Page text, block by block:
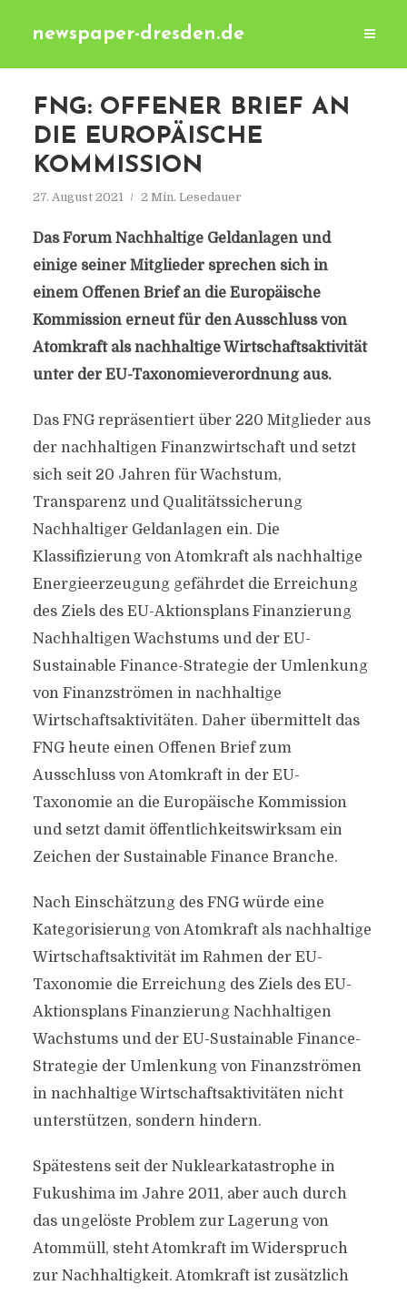
newspaper-dresden.de
FNG: OFFENER BRIEF AN
DIE EUROPÄISCHE
KOMMISSION
27. August 2021 2 Min. Lesedauer
Das Forum Nachhaltige Geldanlagen und
einige seiner Mitglieder sprechen sich in
einem Offenen Brief an die Europäische
Kommission erneut für den Ausschluss von
Atomkraft als nachhaltige Wirtschaftsaktivität
unter der EU-Taxonomieverordnung aus.
Das FNG repräsentiert über 220 Mitglieder aus
der nachhaltigen Finanzwirtschaft und setzt
sich seit 20 Jahren für Wachstum,
Transparenz und Qualitätssicherung
Nachhaltiger Geldanlagen ein. Die
Klassifizierung von Atomkraft als nachhaltige
Energieerzeugung gefährdet die Erreichung
des Ziels des EU-Aktionsplans Finanzierung
Nachhaltigen Wachstums und der EU-
Sustainable Finance-Strategie der Umlenkung
von Finanzströmen in nachhaltige
Wirtschaftsaktivitäten. Daher übermittelt das
FNG heute einen Offenen Brief zum
Ausschluss von Atomkraft in der EU-
Taxonomie an die Europäische Kommission
und setzt damit öffentlichkeitswirksam ein
Zeichen der Sustainable Finance Branche.
Nach Einschätzung des FNG würde eine
Kategorisierung von Atomkraft als nachhaltige
Wirtschaftsaktivität im Rahmen der EU-
Taxonomie die Erreichung des Ziels des EU-
Aktionsplans Finanzierung Nachhaltigen
Wachstums und der EU-Sustainable Finance-
Strategie der Umlenkung von Finanzströmen
in nachhaltige Wirtschaftsaktivitäten nicht
unterstützen, sondern hindern.
Spätestens seit der Nuklearkatastrophe in
Fukushima im Jahre 2011, aber auch durch
das ungelöste Problem zur Lagerung von
Atommüll, steht Atomkraft im Widerspruch
zur Nachhaltigkeit. Atomkraft ist zusätzlich